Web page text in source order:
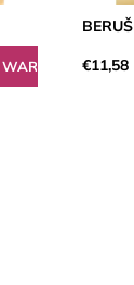
€11,58